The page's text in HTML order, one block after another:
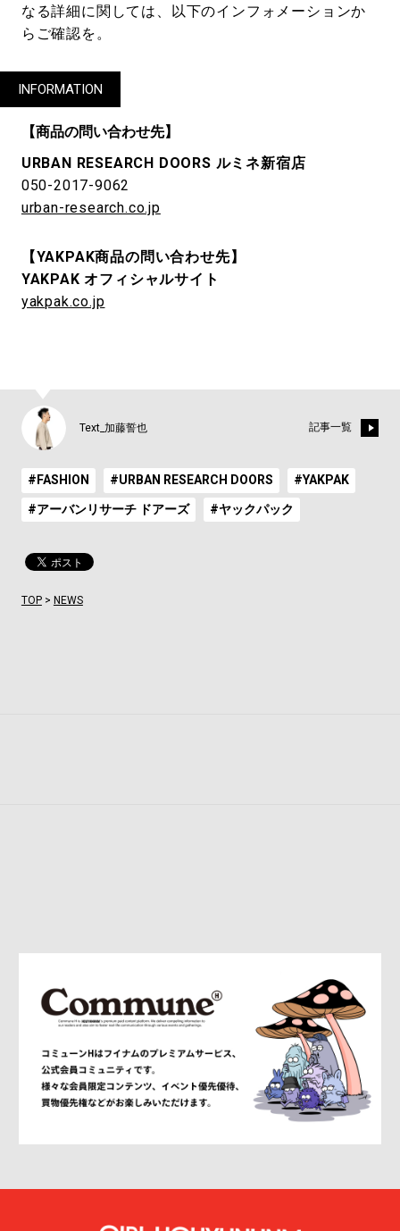
なる詳細に関しては、以下のインフォメーションか
らご確認を。
INFORMATION
【商品の問い合わせ先】
URBAN RESEARCH DOORS ルミネ新宿店
050-2017-9062
urban-research.co.jp
【YAKPAK商品の問い合わせ先】
YAKPAK オフィシャルサイト
yakpak.co.jp
Text_加藤誓也 記事一覧
#FASHION #URBAN RESEARCH DOORS #YAKPAK
#アーバンリサーチ ドアーズ #ヤックパック
TOP> NEWS